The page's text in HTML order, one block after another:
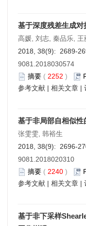
基于深度残差生成
高媛, 刘志, 秦品乐, 王
2018, 38(9): 2689-
9081.2018030574
摘要 ( 2252 )
参考文献 | 相关文章 |
基于非局部自相似
张雯雯, 韩裕生
2018, 38(9): 2696-
9081.2018020310
摘要 ( 2240 )
参考文献 | 相关文章 |
基于非下采样